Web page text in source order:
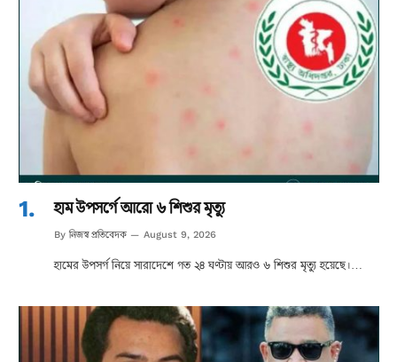
হাম উপসর্গে আরো ৬ শিশুর মৃত্যু
By নিজস্ব প্রতিবেদক August 9, 2026
হামের উপসর্গ নিয়ে সারাদেশে গত ২৪ ঘণ্টায় আরও ৬ শিশুর মৃত্যু হয়েছে।…